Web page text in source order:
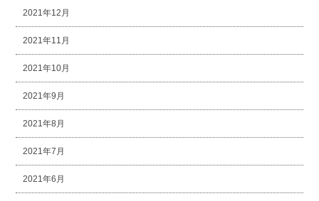
2021年12月
2021年11月
2021年10月
2021年9月
2021年8月
2021年7月
2021年6月